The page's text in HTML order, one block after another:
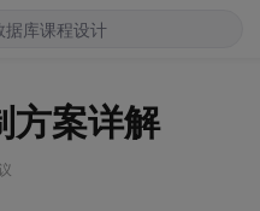
案详解